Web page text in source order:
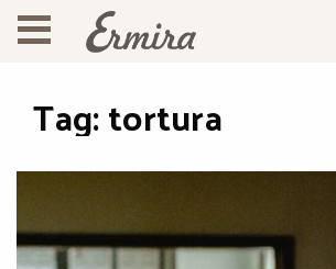
Tag:tortura